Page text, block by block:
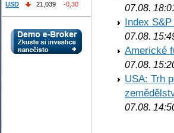
07.08.
Index
07.08.
Americké
07.08.
USA: Trh
07.08.
USD
21,039 -0,30